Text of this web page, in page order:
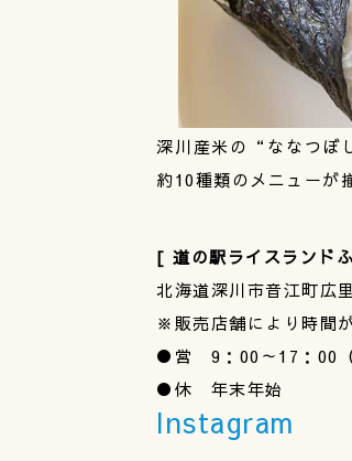
深川産米の“ななつぼ
約10種類のメニューが
[ 道の駅ライスランド
北海道深川市音江町
※販売店舗により時間
●営 9：00～17：00（
●休 年末年始
Instagram